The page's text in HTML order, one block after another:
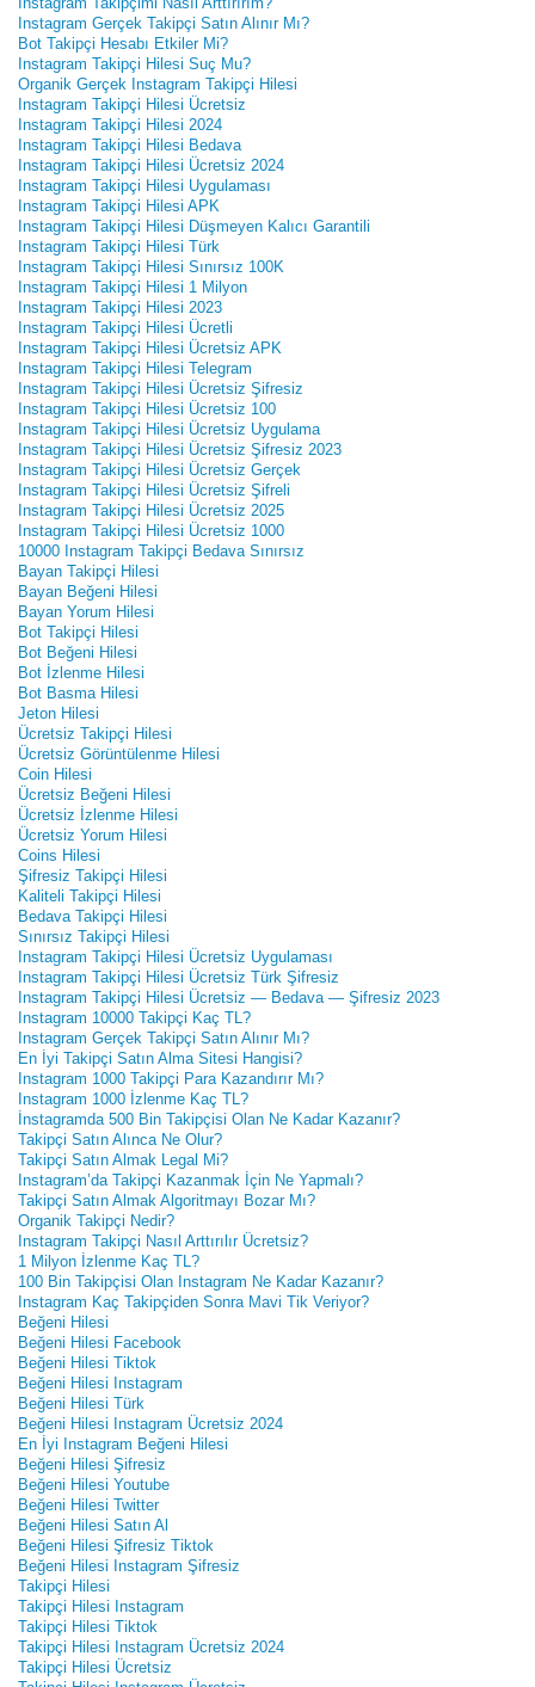
Instagram Gerçek Takipçi Satın Alınır Mı?
Bot Takipçi Hesabı Etkiler Mi?
Instagram Takipçi Hilesi Suç Mu?
Organik Gerçek Instagram Takipçi Hilesi
Instagram Takipçi Hilesi Ücretsiz
Instagram Takipçi Hilesi 2024
Instagram Takipçi Hilesi Bedava
Instagram Takipçi Hilesi Ücretsiz 2024
Instagram Takipçi Hilesi Uygulaması
Instagram Takipçi Hilesi APK
Instagram Takipçi Hilesi Düşmeyen Kalıcı Garantili
Instagram Takipçi Hilesi Türk
Instagram Takipçi Hilesi Sınırsız 100K
Instagram Takipçi Hilesi 1 Milyon
Instagram Takipçi Hilesi 2023
Instagram Takipçi Hilesi Ücretli
Instagram Takipçi Hilesi Ücretsiz APK
Instagram Takipçi Hilesi Telegram
Instagram Takipçi Hilesi Ücretsiz Şifresiz
Instagram Takipçi Hilesi Ücretsiz 100
Instagram Takipçi Hilesi Ücretsiz Uygulama
Instagram Takipçi Hilesi Ücretsiz Şifresiz 2023
Instagram Takipçi Hilesi Ücretsiz Gerçek
Instagram Takipçi Hilesi Ücretsiz Şifreli
Instagram Takipçi Hilesi Ücretsiz 2025
Instagram Takipçi Hilesi Ücretsiz 1000
10000 Instagram Takipçi Bedava Sınırsız
Bayan Takipçi Hilesi
Bayan Beğeni Hilesi
Bayan Yorum Hilesi
Bot Takipçi Hilesi
Bot Beğeni Hilesi
Bot İzlenme Hilesi
Bot Basma Hilesi
Jeton Hilesi
Ücretsiz Takipçi Hilesi
Ücretsiz Görüntülenme Hilesi
Coin Hilesi
Ücretsiz Beğeni Hilesi
Ücretsiz İzlenme Hilesi
Ücretsiz Yorum Hilesi
Coins Hilesi
Şifresiz Takipçi Hilesi
Kaliteli Takipçi Hilesi
Bedava Takipçi Hilesi
Sınırsız Takipçi Hilesi
Instagram Takipçi Hilesi Ücretsiz Uygulaması
Instagram Takipçi Hilesi Ücretsiz Türk Şifresiz
Instagram Takipçi Hilesi Ücretsiz — Bedava — Şifresiz 2023
Instagram 10000 Takipçi Kaç TL?
Instagram Gerçek Takipçi Satın Alınır Mı?
En İyi Takipçi Satın Alma Sitesi Hangisi?
Instagram 1000 Takipçi Para Kazandırır Mı?
Instagram 1000 İzlenme Kaç TL?
İnstagramda 500 Bin Takipçisi Olan Ne Kadar Kazanır?
Takipçi Satın Alınca Ne Olur?
Takipçi Satın Almak Legal Mi?
Instagram’da Takipçi Kazanmak İçin Ne Yapmalı?
Takipçi Satın Almak Algoritmayı Bozar Mı?
Organik Takipçi Nedir?
Instagram Takipçi Nasıl Arttırılır Ücretsiz?
1 Milyon İzlenme Kaç TL?
100 Bin Takipçisi Olan Instagram Ne Kadar Kazanır?
Instagram Kaç Takipçiden Sonra Mavi Tik Veriyor?
Beğeni Hilesi
Beğeni Hilesi Facebook
Beğeni Hilesi Tiktok
Beğeni Hilesi Instagram
Beğeni Hilesi Türk
Beğeni Hilesi Instagram Ücretsiz 2024
En İyi Instagram Beğeni Hilesi
Beğeni Hilesi Şifresiz
Beğeni Hilesi Youtube
Beğeni Hilesi Twitter
Beğeni Hilesi Satın Al
Beğeni Hilesi Şifresiz Tiktok
Beğeni Hilesi Instagram Şifresiz
Takipçi Hilesi
Takipçi Hilesi Instagram
Takipçi Hilesi Tiktok
Takipçi Hilesi Instagram Ücretsiz 2024
Takipçi Hilesi Ücretsiz